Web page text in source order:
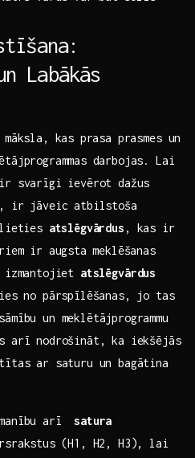
Labākās‌
kas⁢ prasa prasmes un
⁤darbojas. Lai
svarīgi ievērot dažus
, ir ‌jāveic atbilstoša​
atslēgvārdus , kas‍ ir
‌ir augsta ⁣meklēšanas⁣
izmantojiet atslēgvārdus
no pārspīlēšanas, jo tas
un meklētājprogrammu
arī ​nodrošināt, ka iekšējās
ar saturu un bagātina
arī satura⁤
⁣(H1, H2, H3),⁣ lai